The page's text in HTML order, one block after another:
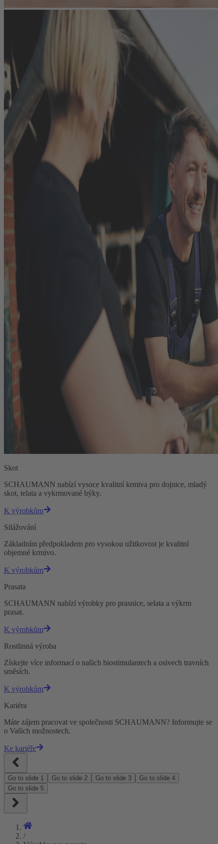
Skot
SCHAUMANN nabízí vysoce kvalitní krmiva pro dojnice, mladý
skot, telata a vykrmované býky.
K výrobkům
Silážování
Základním předpokladem pro vysokou užitkovost je kvalitní
objemné krmivo.
K výrobkům
Prasata
SCHAUMANN nabízí výrobky pro prasnice, selata a výkrm
prasat.
K výrobkům
Rostlinná výroba
Získejte více informací o našich biostimulantech a osivech travních
směsích.
K výrobkům
Kariéra
Máte zájem pracovat ve společnosti SCHAUMANN? Informujte se
o Vašich možnostech.
Ke kariéře
Go to slide 1 Go to slide 2 Go to slide 3 Go to slide 4
Go to slide 5
/